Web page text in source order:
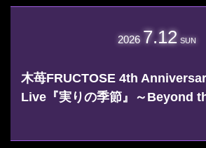
2026 7.12 SUN
木苺FRUCTOSE 4th
Live『実りの季節』～Beyond